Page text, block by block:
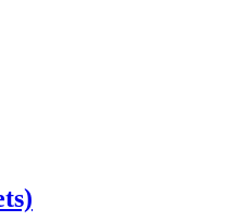
nos abonnés
du site, découvrez nos